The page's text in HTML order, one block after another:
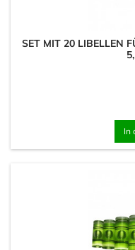
SET MIT 20 LIBELLEN
In